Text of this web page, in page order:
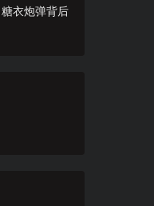
衣炮弹背后